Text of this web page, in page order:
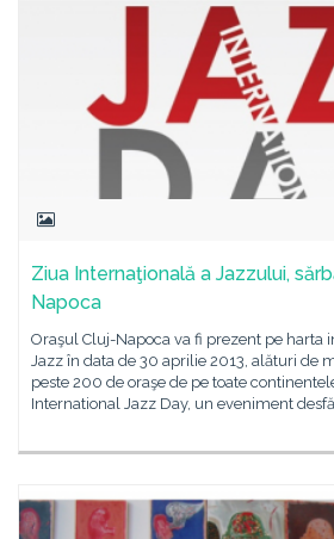
Ziua Internaţională a Jazzului,
Napoca
Oraşul Cluj-Napoca va fi prezent pe harta
Jazz în data de 30 aprilie 2013, alături de
peste 200 de oraşe de pe toate
International Jazz Day, un eveniment